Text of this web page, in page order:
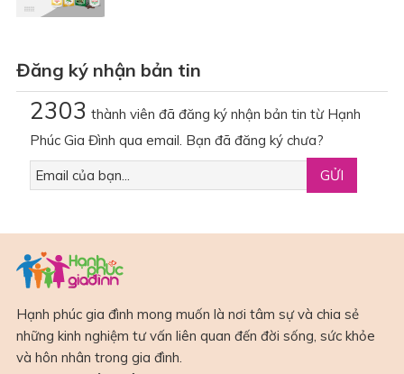
Đăng ký nhận bản tin
2303 thành viên đã đăng ký nhận bản tin từ Hạnh
Phúc Gia Đình qua email. Bạn đã đăng ký chưa?
Hạnh phúc gia đình mong muốn là nơi tâm sự và chia sẻ
những kinh nghiệm tư vấn liên quan đến đời sống, sức khỏe
và hôn nhân trong gia đình.